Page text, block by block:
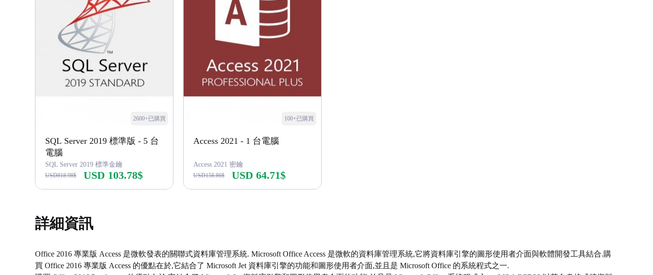
2600+已購買
SQL Server 2019 標準版 - 5 台
電腦
SQL Server 2019 標準金鑰
USD818.98$ USD 103.78$
100+已購買
Access 2021 - 1 台電腦
Access 2021 密鑰
USD158.86$ USD 64.71$
詳細資訊
Office 2016 專業版 Access 是微軟發表的關聯式資料庫管理系統. Microsoft Office Access 是微軟的資料庫管理系統,它將資料庫引擎的圖形使用者介面與軟體開發工具結合.購
買 Office 2016 專業版 Access 的優點在於,它結合了 Microsoft Jet 資料庫引擎的功能和圖形使用者介面,並且是 Microsoft Office 的系統程式之一.